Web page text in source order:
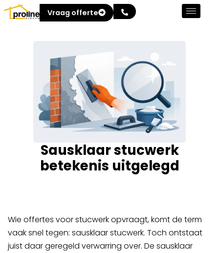
Vraag offerte
Sausklaar stucwerk
betekenis uitgelegd
Wie offertes voor stucwerk opvraagt, komt de term
vaak snel tegen: sausklaar stucwerk. Toch ontstaat
juist daar geregeld verwarring over. De sausklaar